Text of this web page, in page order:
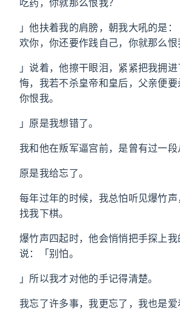
吃药，你就那么恨我？
」他扶着我的肩膀，朝我大吼的是
欢你，你还要作践自己，你就那么恨
」说着，他擦干眼泪，紧紧把我拥
悔，我若不杀皇帝和皇后，父亲便
你恨我。
」原是我想错了。
我和他在叛军逼宫前，是曾有过一段
原是我给忘了。
每年过年的时候，我总怕听见爆竹
找我下棋。
爆竹声四起时，他会悄悄把手探上
说：「别怕。
」所以我才对他的手记得清楚。
我忘了许多事，我更忘了，我也是爱